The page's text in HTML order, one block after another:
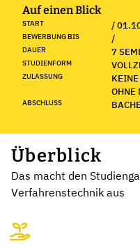
Auf einen Blick
START /
BEWERBUNG BIS /
DAUER 7
STUDIENFORM
ZULASSUNG
OHNE
ABSCHLUSS
Überblick
Das macht den
Verfahrenstechnik aus